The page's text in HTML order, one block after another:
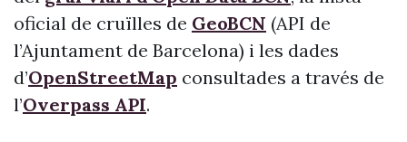
oficial de cruïlles de GeoBCN (API de
l’Ajuntament de Barcelona) i les dades
d’OpenStreetMap consultades a través de
l’Overpass API.